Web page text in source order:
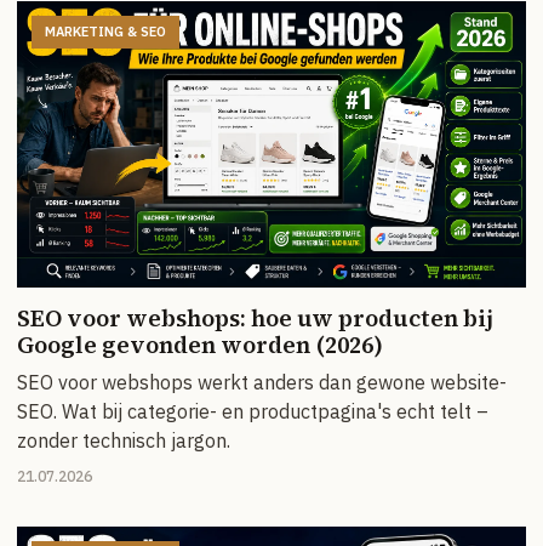
MARKETING & SEO
SEO voor webshops: hoe uw producten bij
Google gevonden worden (2026)
SEO voor webshops werkt anders dan gewone website-
SEO. Wat bij categorie- en productpagina's echt telt –
zonder technisch jargon.
21.07.2026